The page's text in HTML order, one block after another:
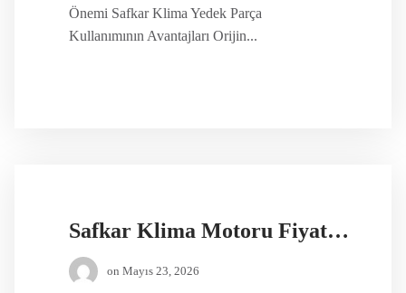
Önemi Safkar Klima Yedek Parça
Kullanımının Avantajları Orijin...
Safkar Klima Motoru Fiyatları
on Mayıs 23, 2026